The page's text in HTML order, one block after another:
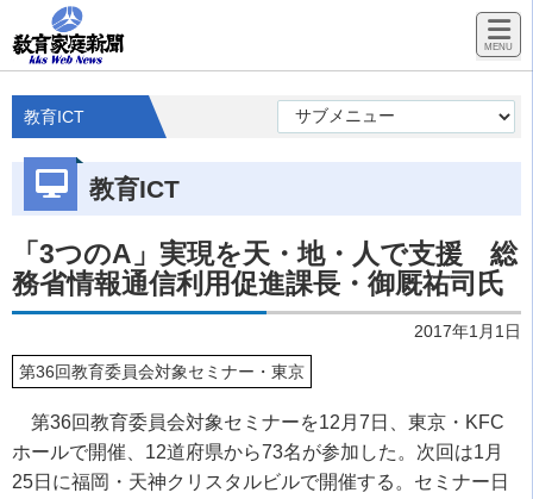
教育ICT
教育ICT
「3つのA」実現を天・地・人で支援 総
務省情報通信利用促進課長・御厩祐司氏
2017年1月1日
第36回教育委員会対象セミナー・東京
第36回教育委員会対象セミナーを12月7日、東京・KFC
ホールで開催、12道府県から73名が参加した。次回は1月
25日に福岡・天神クリスタルビルで開催する。セミナー日